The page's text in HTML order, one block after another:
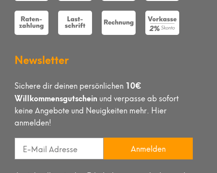
Newsletter
Sichere dir deinen persönlichen 10€
Willkommensgutschein und verpasse ab sofort
keine Angebote und Neuigkeiten mehr. Hier
anmelden!
Anmelden